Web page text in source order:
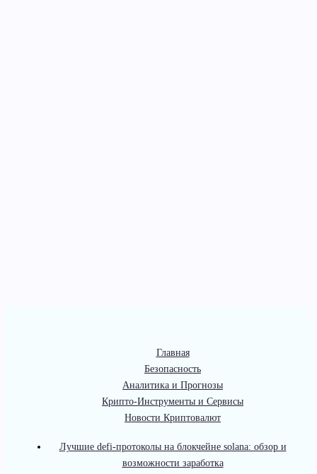
Главная
Безопасность
Аналитика и Прогнозы
Крипто-Инструменты и Сервисы
Новости Криптовалют
Лучшие defi-протоколы на блокчейне solana: обзор и
возможности заработка